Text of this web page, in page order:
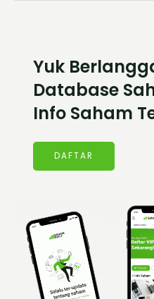
Yuk
Database
Info Saham
DAFTAR